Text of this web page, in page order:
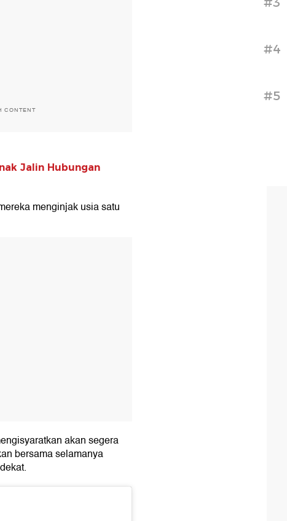
CONTENT
Jalin Hubungan
menginjak usia satu
akan segera
bersama selamanya
#4
#5